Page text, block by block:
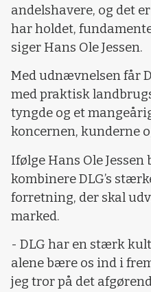
andelshavere, og det
har holdet,
siger Hans Ole Jessen.
Med udnævnelsen får
med praktisk
tyngde og et
koncernen, kunderne
Ifølge Hans Ole
kombinere DLG’s
forretning, der skal
marked.
- DLG har en stærk
alene bære os ind i
jeg tror på det